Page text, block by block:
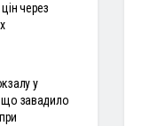
через
у
що завадило